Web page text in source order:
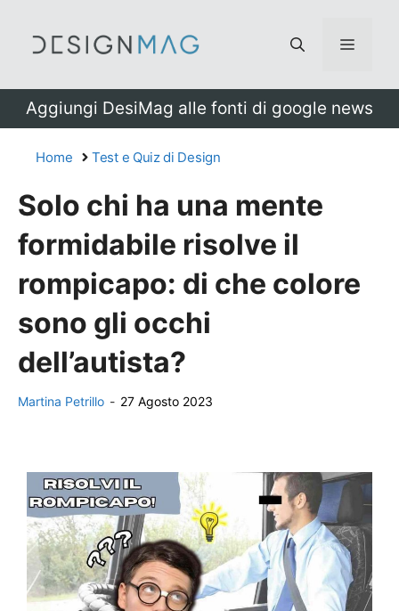
Menu
Aggiungi DesiMag alle fonti di google news
Home Test e Quiz di Design
Solo chi ha una mente
formidabile risolve il
rompicapo: di che colore
sono gli occhi
dell’autista?
Martina Petrillo - 27 Agosto 2023